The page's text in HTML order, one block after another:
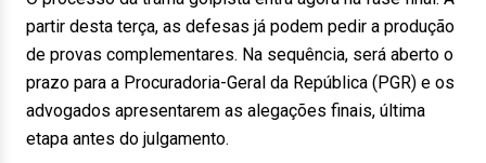
partir desta terça, as defesas já podem pedir a produção
de provas complementares. Na sequência, será aberto o
prazo para a Procuradoria-Geral da República (PGR) e os
advogados apresentarem as alegações finais, última
etapa antes do julgamento.